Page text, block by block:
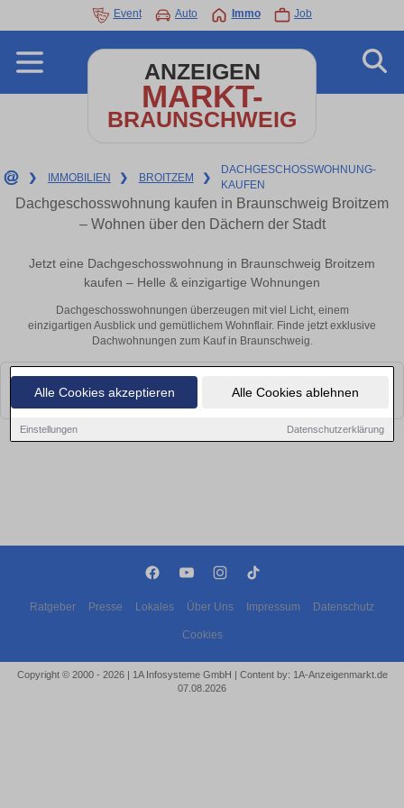
Alle Cookies akzeptieren Alle Cookies ablehnen
Einstellungen Datenschutzerklärung
Event Auto Immo Job
ANZEIGEN
MARKT-
BRAUNSCHWEIG
❯ IMMOBILIEN ❯ BROITZEM ❯
DACHGESCHOSSWOHNUNG-
KAUFEN
Dachgeschosswohnung kaufen in Braunschweig Broitzem
– Wohnen über den Dächern der Stadt
Jetzt eine Dachgeschosswohnung in Braunschweig Broitzem
kaufen – Helle & einzigartige Wohnungen
Dachgeschosswohnungen überzeugen mit viel Licht, einem
einzigartigen Ausblick und gemütlichem Wohnflair. Finde jetzt exklusive
Dachwohnungen zum Kauf in Braunschweig.
Leider konnten wir derzeit keine passenden Objekte finden. Schauen Sie
bald wieder vorbei!
Ratgeber Presse Lokales Über Uns Impressum Datenschutz
Cookies
Copyright © 2000 - 2026 | 1A Infosysteme GmbH | Content by: 1A-Anzeigenmarkt.de
07.08.2026